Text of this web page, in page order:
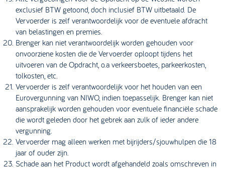
exclusief BTW getoond, doch inclusief BTW uitbetaald. De
Vervoerder is zelf verantwoordelijk voor de eventuele afdracht
van belastingen en premies.
Brenger kan niet verantwoordelijk worden gehouden voor
onvoorziene kosten die de Vervoerder oploopt tijdens het
uitvoeren van de Opdracht, o.a verkeersboetes, parkeerkosten,
tolkosten, etc.
Vervoerder is zelf verantwoordelijk voor het houden van een
Eurovergunning van NIWO, indien toepasselijk. Brenger kan niet
aansprakelijk worden gehouden voor eventuele financiële schade
die wordt geleden door het gebrek aan zulk of ieder andere
vergunning.
Vervoerder mag alleen werken met bijrijders/sjouwhulpen die 18
jaar of ouder zijn.
Schade aan het Product wordt afgehandeld zoals omschreven in